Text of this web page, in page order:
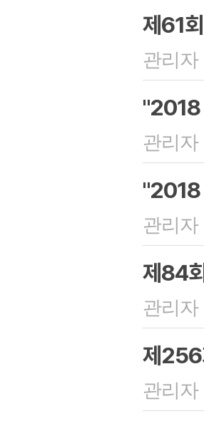
제61
관리자
"2018
관리자
"2018
관리자
제84
관리자
제256
관리자